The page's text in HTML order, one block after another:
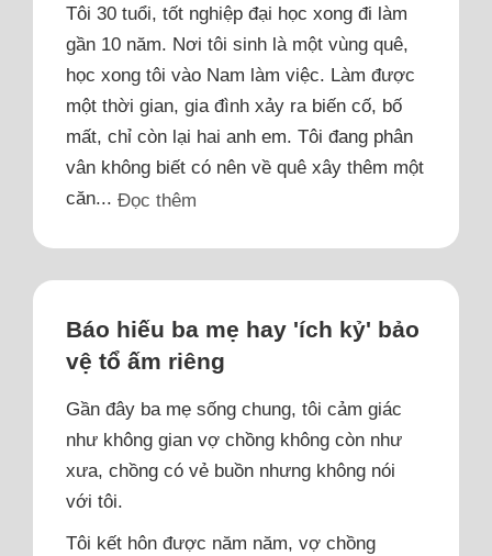
Tôi 30 tuổi, tốt nghiệp đại học xong đi làm
gần 10 năm. Nơi tôi sinh là một vùng quê,
học xong tôi vào Nam làm việc. Làm được
một thời gian, gia đình xảy ra biến cố, bố
mất, chỉ còn lại hai anh em. Tôi đang phân
vân không biết có nên về quê xây thêm một
căn... Đọc thêm
Báo hiếu ba mẹ hay 'ích kỷ' bảo
vệ tổ ấm riêng
Gần đây ba mẹ sống chung, tôi cảm giác
như không gian vợ chồng không còn như
xưa, chồng có vẻ buồn nhưng không nói
với tôi.
Tôi kết hôn được năm năm, vợ chồng